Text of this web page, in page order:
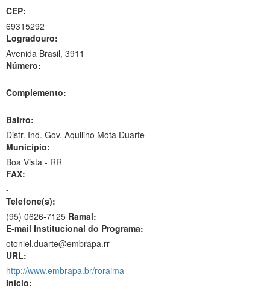
CEP:
69315292
Logradouro:
Avenida Brasil, 3911
Número:
-
Complemento:
-
Bairro:
Distr. Ind. Gov. Aquilino Mota Duarte
Município:
Boa Vista - RR
FAX:
-
Telefone(s):
(95) 0626-7125 Ramal:
E-mail Institucional do Programa:
otoniel.duarte@embrapa.rr
URL:
http://www.embrapa.br/roraima
Início: